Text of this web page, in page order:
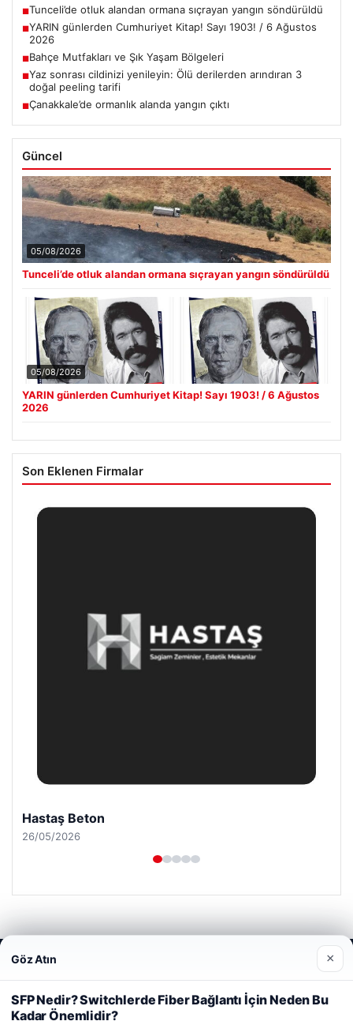
■Tunceli’de otluk alandan ormana sıçrayan yangın söndürüldü
■YARIN günlerden Cumhuriyet Kitap! Sayı 1903! / 6 Ağustos
2026
■Bahçe Mutfakları ve Şık Yaşam Bölgeleri
■Yaz sonrası cildinizi yenileyin: Ölü derilerden arındıran 3
doğal peeling tarifi
■Çanakkale’de ormanlık alanda yangın çıktı
Güncel
05/08/2026
Tunceli’de otluk alandan ormana sıçrayan yangın söndürüldü
05/08/2026
YARIN günlerden Cumhuriyet Kitap! Sayı 1903! / 6 Ağustos
2026
Son Eklenen Firmalar
Hastaş Beton
26/05/2026
© 2026 Haber Denizi – Güncel Haberler
Web sitemizi nasıl kullandığınızı daha iyi anlayabilmek,
deneyiminizi kişiselleştirmek ve geliştirmek amacıyla çerezler
kullanıyoruz. Çerez Politikamız
Reddet Kabul Et
Göz Atın ×
SFP Nedir? Switchlerde Fiber Bağlantı İçin Neden Bu
Kadar Önemlidir?